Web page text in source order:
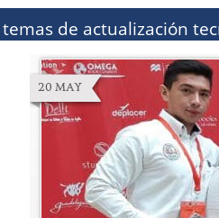
temas de actualización